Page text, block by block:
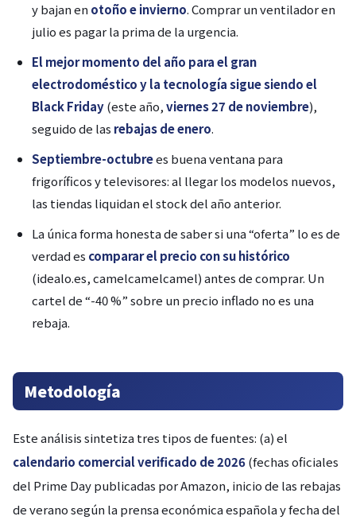
y bajan en otoño e invierno. Comprar un ventilador en
julio es pagar la prima de la urgencia.
El mejor momento del año para el gran
electrodoméstico y la tecnología sigue siendo el
Black Friday(este año,viernes 27 de noviembre),
seguido de las rebajas de enero.
Septiembre-octubrees buena ventana para
frigoríficos y televisores: al llegar los modelos nuevos,
las tiendas liquidan el stock del año anterior.
La única forma honesta de saber si una “oferta” lo es de
verdad es comparar el precio con su histórico
(idealo.es, camelcamelcamel) antes de comprar. Un
cartel de “-40 %” sobre un precio inflado no es una
rebaja.
Metodología
Este análisis sintetiza tres tipos de fuentes: (a) el
calendario comercial verificado de 2026(fechas oficiales
del Prime Day publicadas por Amazon, inicio de las rebajas
de verano según la prensa económica española y fecha del